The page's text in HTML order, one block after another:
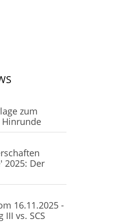
zum
Hinrunde
2025: Der
16.11.2025 -
III vs. SCS